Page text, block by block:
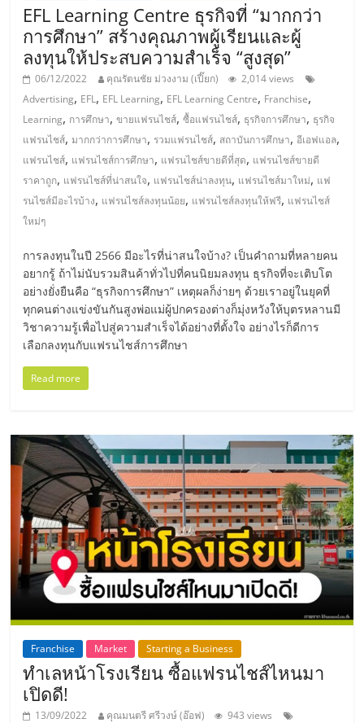
แฟ
รน
ไชส์
แฟ
รน
ไชส์
ขาย
หน้า
บ้าน
ลงทุน
น้อย
คืน
ไว,
ปรึกษา
การ
ลงทุน
ขยาย
แฟ
รน
ไชส์,
ศูนย์
รวม
แฟ
รน
ไชส์
พร้อม
ทำเล
เปิด
ร้าน
ปรึกษา
ฟรี,
EFL Learning Centre ธุรกิจที่ “มากกว่า
การศึกษา” สร้างคุณภาพผู้เรียนและผู้
ลงทุนให้ประสบความสำเร็จ “สูงสุด”
06/12/2022 คุณรัตนชัย ม่วงงาม (เปี๊ยก)
2,014 views
Advertising, EFL, EFL Learning, EFL Learning Centre, Franchise,
Learning, การศึกษา,ขายแฟรนไชส์,ซื้อแฟรนไชส์, ธุรกิจการศึกษา, ธุรกิจ
แฟรนไชส์,มากกว่าการศึกษา, รวมแฟรนไชส์, สถาบันการศึกษา,อีเอฟแอล,
แฟรนไชส์, แฟรนไชส์การศึกษา, แฟรนไชส์ขายดีที่สุด, แฟรนไชส์ขายดี
ราคาถูก, แฟรนไชส์ที่น่าสนใจ, แฟรนไชส์น่าลงทุน, แฟรนไชส์มาใหม่, แฟ
รนไชส์มีอะไรบ้าง, แฟรนไชส์ลงทุนน้อย, แฟรนไชส์ลงทุนให้ฟรี, แฟรนไชส์
ใหม่ๆ
การลงทุนในปี 2566 มีอะไรที่น่าสนใจบ้าง? เป็นคำถามที่หลายคน
อยากรู้ ถ้าไม่นับรวมสินค้าทั่วไปที่คนนิยมลงทุน ธุรกิจที่จะเติบโต
อย่างยั่งยืนคือ “ธุรกิจการศึกษา” เหตุผลก็ง่ายๆ ด้วยเราอยู่ในยุคที่
ทุกคนต่างแข่งขันกันสูงพ่อแม่ผู้ปกครองต่างก็มุ่งหวังให้บุตรหลานมี
วิชาความรู้เพื่อไปสู่ความสำเร็จได้อย่างที่ตั้งใจ อย่างไรก็ดีการ
เลือกลงทุนกับแฟรนไชส์การศึกษา
Read more
Franchise Market Starting a Business
ทำเลหน้าโรงเรียน ซื้อแฟรนไชส์ไหนมา
เปิดดี!
13/09/2022 คุณมนตรี ศรีวงษ์ (อ๊อฟ)
943 views